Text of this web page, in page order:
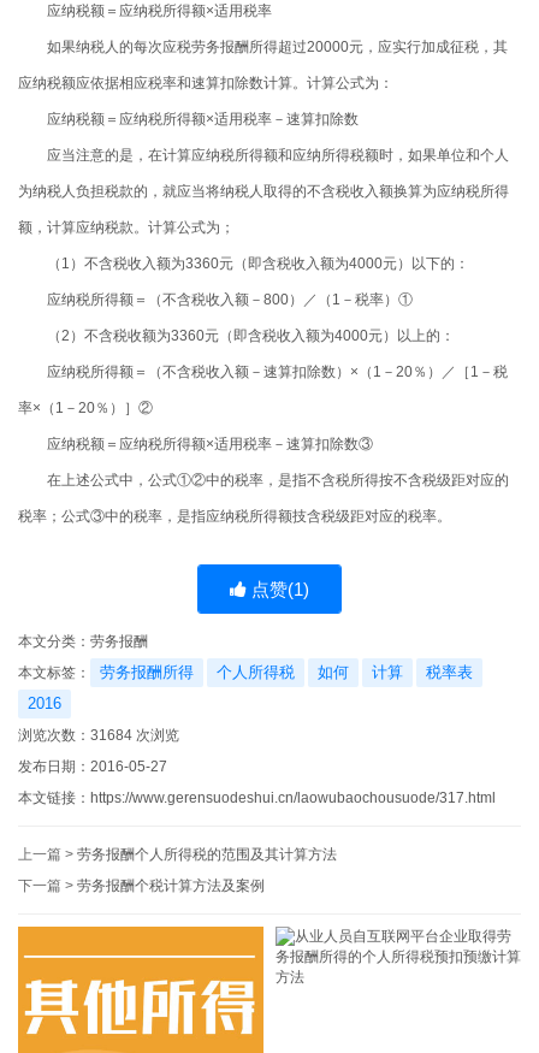
应纳税额＝应纳税所得额×适用税率
如果纳税人的每次应税劳务报酬所得超过20000元，应实行加成征税，其
应纳税额应依据相应税率和速算扣除数计算。计算公式为：
应纳税额＝应纳税所得额×适用税率－速算扣除数
应当注意的是，在计算应纳税所得额和应纳所得税额时，如果单位和个人
为纳税人负担税款的，就应当将纳税人取得的不含税收入额换算为应纳税所得
额，计算应纳税款。计算公式为；
（ 1 ）不含税收入额为3360元（即含税收入额为4000元）以下的：
应纳税所得额＝（不含税收入额－ 800）／（ 1 －税率）①
（2 ）不含税收额为3360元（即含税收入额为4000元）以上的：
应纳税所得额＝（不含税收入额－速算扣除数）×（ 1 － 20％）／［ 1 －税
率×（ 1 － 20％）］②
应纳税额＝应纳税所得额×适用税率－速算扣除数③
在上述公式中，公式①②中的税率，是指不含税所得按不含税级距对应的
税率；公式③中的税率，是指应纳税所得额技含税级距对应的税率。
点赞(1)
本文分类： 劳务报酬
本文标签：
劳务报酬所得 个人所得税 如何 计算
税率表
2016
浏览次数： 31684 次浏览
发布日期：2016-05-27
本文链接： https://www.gerensuodeshui.cn/laowubaochousuode/317.html
上一篇 > 劳务报酬个人所得税的范围及其计算方法
下一篇 > 劳务报酬个税计算方法及案例